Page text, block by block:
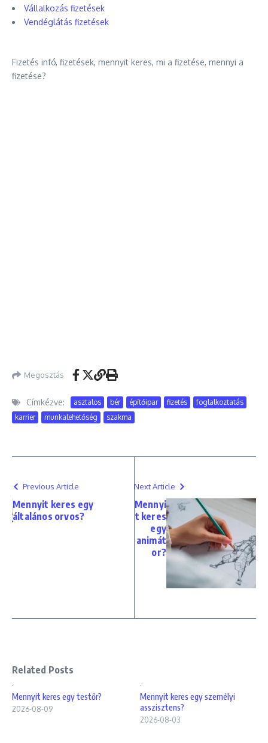
Vállalkozás fizetések
Vendéglátás fizetések
Fizetés infó, fizetések, mennyit keres, mi a fizetése, mennyi a
fizetése?
Megosztás
Címkézve: asztalos bér építőipar fizetés
foglalkoztatás
karrier
munkalehetőség szakma
Previous Article
Mennyit keres egy
általános orvos?
Next Article
Mennyi
t keres
egy
animát
or?
Related Posts
Mennyit keres egy testőr?
2026-08-09
Mennyit keres egy személyi
asszisztens?
2026-08-03